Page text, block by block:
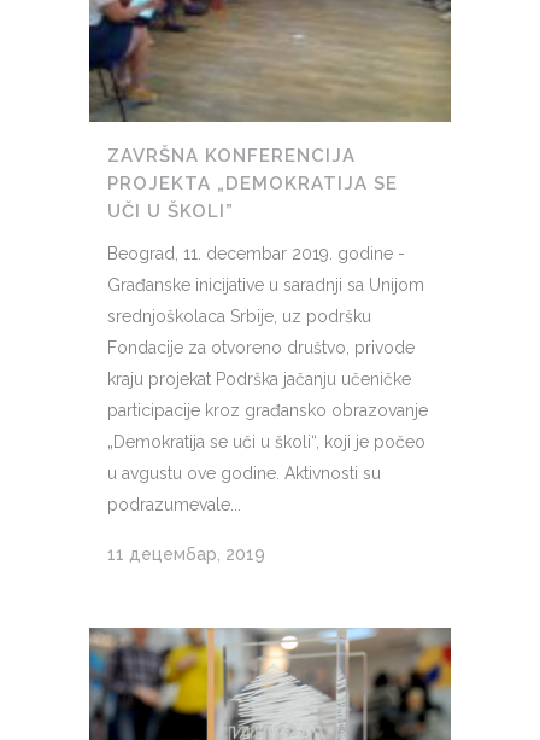
ZAVRŠNA KONFERENCIJA
PROJEKTA „DEMOKRATIJA SE
UČI U ŠKOLI”
Beograd, 11. decembar 2019. godine -
Građanske inicijative u saradnji sa Unijom
srednjoškolaca Srbije, uz podršku
Fondacije za otvoreno društvo, privode
kraju projekat Podrška jačanju učeničke
participacije kroz građansko obrazovanje
„Demokratija se uči u školi“, koji je počeo
u avgustu ove godine. Aktivnosti su
podrazumevale...
11 децембар, 2019